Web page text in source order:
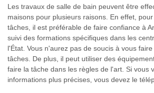
Les travaux de salle de bain peuvent être
maisons pour plusieurs raisons. En effet,
tâches, il est préférable de faire confiance à
suivi des formations spécifiques dans les
l'État. Vous n'aurez pas de soucis à vous
tâches. De plus, il peut utiliser des
faire la tâche dans les règles de l'art. Si vous
informations plus précises, vous devez le